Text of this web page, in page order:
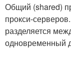
Общий (shared)
прокси-
разделяется
одновременный